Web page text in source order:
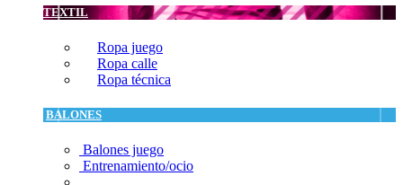
TEXTIL
Ropa juego
Ropa calle
Ropa técnica
BALONES
Balones juego
Entrenamiento/ocio